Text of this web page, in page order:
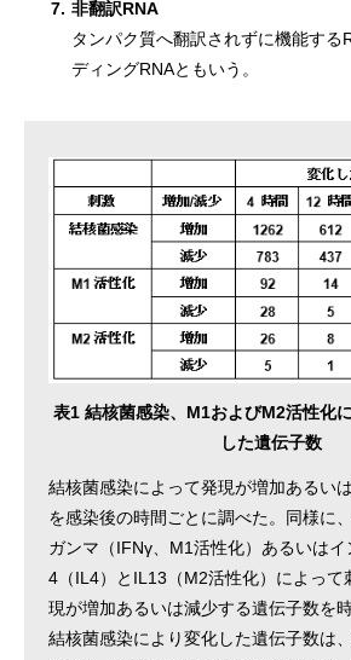
7. 非翻訳RNA
タンパク質へ翻訳されずに機能する
ディングRNAともいう。
表1 結核菌感染、M1およびM2活性化
した遺伝子数
結核菌感染によって発現が増加あるい
を感染後の時間ごとに調べた。同様に
ガンマ（IFNγ、M1活性化）あるいは
4（IL4）とIL13（M2活性化）によって
現が増加あるいは減少する遺伝子数を
結核菌感染により変化した遺伝子数は